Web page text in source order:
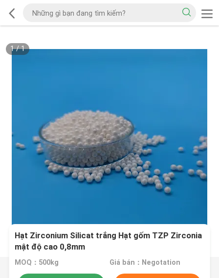
1/1
Hạt Zirconium Silicat trắng Hạt gốm TZP Zirconia
mật độ cao 0,8mm
MOQ：500kg Giá bán：Negotation